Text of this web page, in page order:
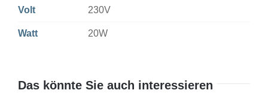
Volt 230V
Watt 20W
Das könnte Sie auch interessieren